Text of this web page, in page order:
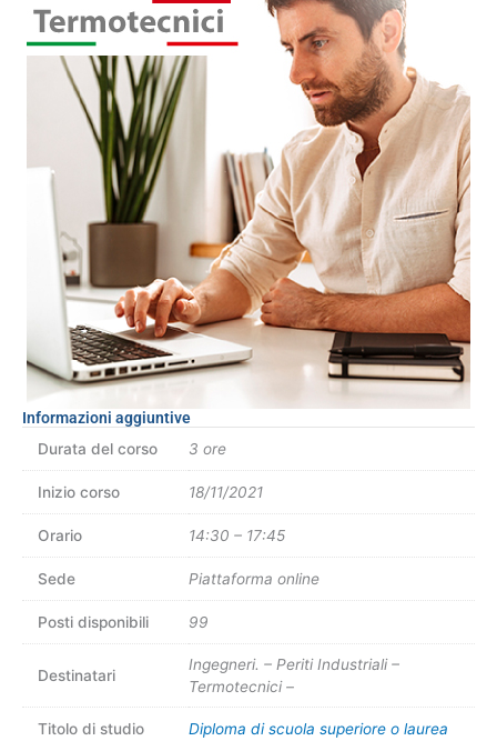
Informazioni aggiuntive
Durata del corso
3 ore
Inizio corso 18/11/2021
Orario 14:30 – 17:45
Sede Piattaforma online
Posti disponibili 99
Destinatari
Ingegneri. – Periti Industriali –
Termotecnici –
Titolo di studio
Diploma di scuola superiore o laurea